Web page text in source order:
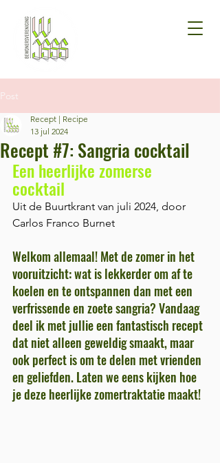
Post
Recept #7: Sangria cocktail
Recept | Recipe
13 jul 2024
Een heerlijke zomerse
cocktail
Uit de Buurtkrant van juli 2024, door
Carlos Franco Burnet
Welkom allemaal! Met de zomer in het
vooruitzicht: wat is lekkerder om af te
koelen en te ontspannen dan met een
verfrissende en zoete sangria? Vandaag
deel ik met jullie een fantastisch recept
dat niet alleen geweldig smaakt, maar
ook perfect is om te delen met vrienden
en geliefden. Laten we eens kijken hoe
je deze heerlijke zomertraktatie maakt!